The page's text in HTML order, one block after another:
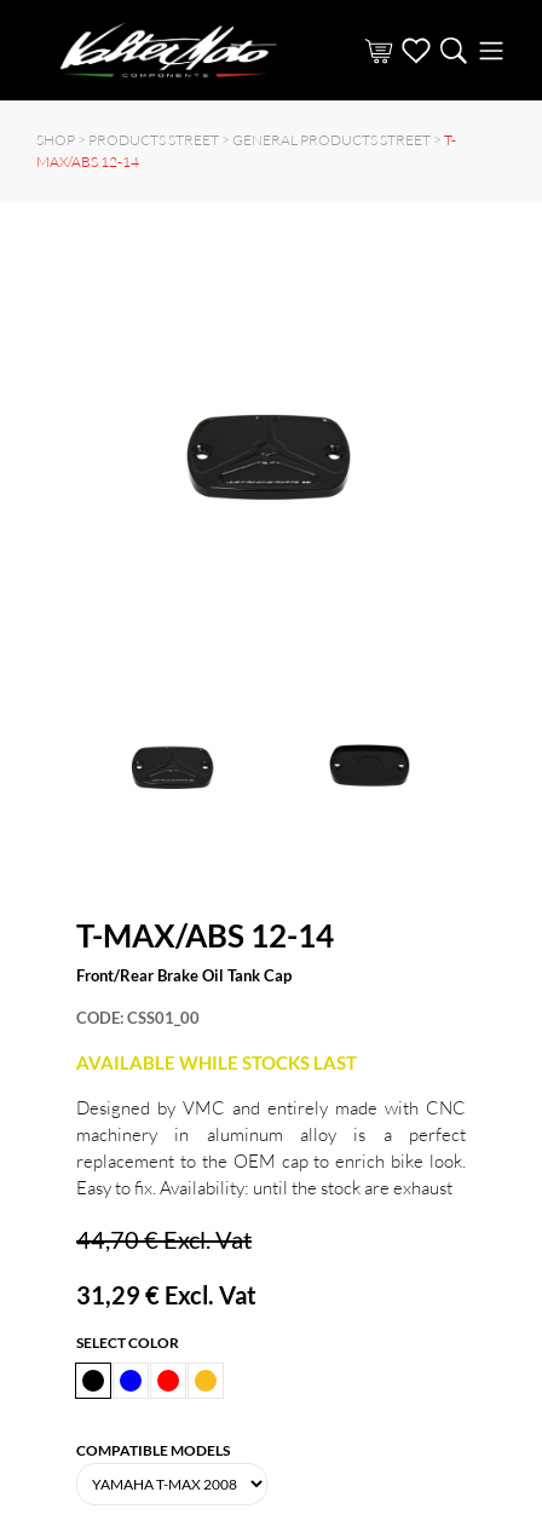
SHOP > PRODUCTS STREET > GENERAL PRODUCTS STREET > T-
MAX/ABS 12-14
T-MAX/ABS 12-14
Front/Rear Brake Oil Tank Cap
CODE:CSS01_00
AVAILABLE WHILE STOCKS LAST
Designed by VMC and entirely made with CNC
machinery in aluminum alloy is a perfect
replacement to the OEM cap to enrich bike look.
Easy to fix. Availability: until the stock are exhaust
44,70 €Excl. Vat
31,29 € Excl. Vat
SELECT COLOR
COMPATIBLE MODELS